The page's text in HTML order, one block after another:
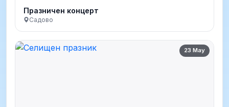
Празничен концерт
Садово
23 May